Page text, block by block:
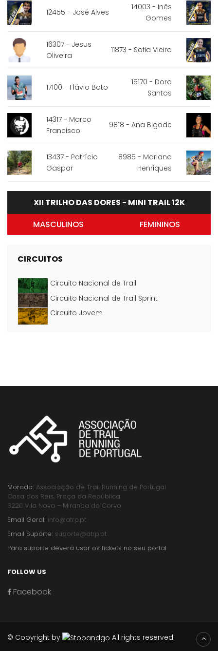
12455 - José Alves
16307 - Jesus
Oliveira
17100 - Flávio Boto
14317 - Marco
Francisco
13437 - Patrício
Gaspar
14003 - Inês
Gomes
11873 - Sofia Vieira
15170 - Dora
Santos
9818 - Ana Bigode
8985 - Mariana
Henriques
XII TRILHO DAS DORES - MINI TRAIL 12K
MASCULINOS
FEMININOS
CIRCUITOS
Circuito Nacional de Trail
Circuito Nacional de Trail Sprint
Circuito Jovem
Morada: Associação de Trail Running de Portugal
Casa dos Reis, Praça da República
3220 Vila Nova – Miranda do Corvo
Email Geral: info@atrp.pt
Email Suporte: suporte@atrp.pt
Para suporte deverá usar os tickets no seu portal
FOLLOW US
Facebook
© Copyright by All rights reserved.